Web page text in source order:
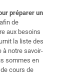
préparer un
afin de
aux besoins
la liste des
à notre savoir-
sommes en
cours de